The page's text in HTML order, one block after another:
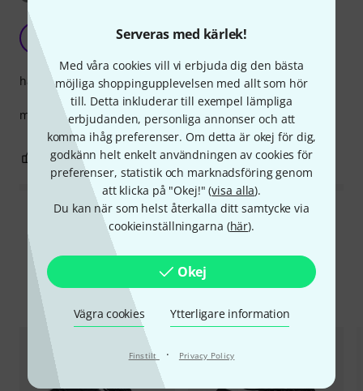
Serveras med kärlek!
Med våra cookies vill vi erbjuda dig den bästa
möjliga shoppingupplevelsen med allt som hör
till. Detta inkluderar till exempel lämpliga
erbjudanden, personliga annonser och att
komma ihåg preferenser. Om detta är okej för dig,
godkänn helt enkelt användningen av cookies för
preferenser, statistik och marknadsföring genom
att klicka på "Okej!" (visa alla).
Du kan när som helst återkalla ditt samtycke via
cookieinställningarna (här).
Okej
Vägra cookies Ytterligare information
Finstilt · Privacy Policy
D very good!!!
match with korg pa 300!!! works perfect !!!
hantverkskvalitet
0 ANMÄL RECENSION
Läs alla recensioner
Jämför alternativ